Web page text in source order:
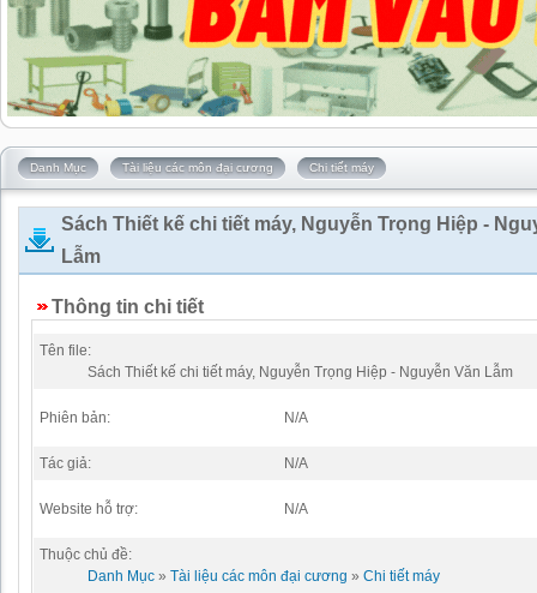
Danh Mục Tài liệu các môn đại cương Chi tiết máy
Sách Thiết kế chi tiết máy, Nguyễn Trọng Hiệp -
Lẫm
Thông tin chi tiết
Tên file:
Sách Thiết kế chi tiết máy, Nguyễn Trọng Hiệp - Nguyễn Văn Lẫm
Phiên bản: N/A
Tác giả: N/A
Website hỗ trợ: N/A
Thuộc chủ đề:
Danh Mục » Tài liệu các môn đại cương » Chi tiết máy